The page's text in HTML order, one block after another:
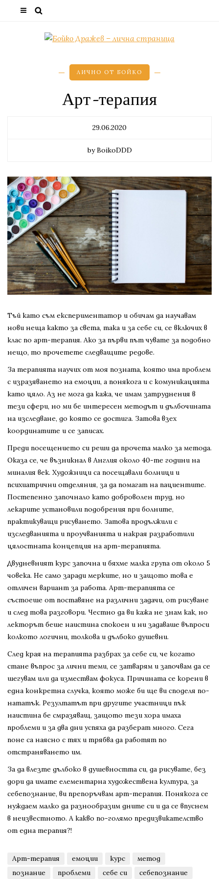
ЛИЧНО ОТ БОЙКО
Арт-терапия
29.06.2020
by BoikoDDD
Тъй като съм експериментатор и обичам да научавам
нови неща както за света, така и за себе си, се включих в
клас по арт-терапия. Ако за първи път чувате за подобно
нещо, то прочетете следващите редове.
За терапията научих от моя позната, която има проблем
с изразяването на емоции, а понякога и с комуникацията
като цяло. Аз не мога да кажа, че имам затруднения в
тези сфери, но ми бе интересен методът и дълбочината
на изследване, до която се достига. Затова взех
координатите и се записах.
Преди посещението си реши да прочета малко за метода.
Оказа се, че възникнал в Англия около 40-те години на
миналия век. Художници са посещавали болници и
психиатрични отделяния, за да помагат на пациентите.
Постепенно започнало като доброволен труд, но
лекарите установили подобрения при болните,
практикуващи рисуването. Затова продължили с
изследванията и проучванията и накрая разработили
цялостната концепция на арт-терапията.
Двудневният курс започна и бяхме малка група от около 5
човека. Не само заради мерките, но и защото това е
отличен вариант за работа. Арт-терапията се
състоеше от поставяне на различни задачи, от рисуване
и след това разговори. Честно да ви кажа не знам как, но
лекторът беше наистина спокоен и ни задаваше въпроси
колкото логични, толкова и дълбоко душевни.
След края на терапията разбрах за себе си, че когато
стане въпрос за лични теми, се затварям и започвам да се
шегувам или да измествам фокуса. Причината се корени в
една конкретна случка, която може би ще ви споделя по-
нататък. Резултатът при другите участници пък
наистина бе смразяващ, защото тези хора имаха
проблеми и за два дни успяха да разберат много. Сега
поне са наясно с тях и трябва да работят по
отстраняването им.
За да влезте дълбоко в душевността си, да рисувате, без
дори да имате елементарна художествена култура, за
себепознание, ви препоръчвам арт-терапия. Понякога се
нуждаем малко да разнообразим дните си и да се впуснем
в неизвестното. А какво по-голямо предизвикателство
от една терапия?!
Арт-терапия емоции курс
метод
познание
проблеми себе си себепознание